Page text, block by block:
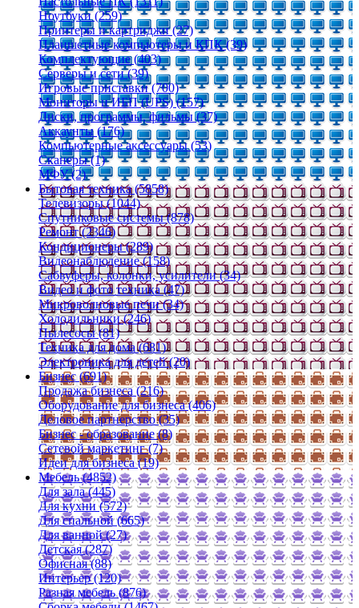
Ноутбуки (259)
Принтеры и картриджи (27)
Планшетные компьютеры и КПК (39)
Комплектующие (403)
Серверы и сети (39)
Игровые приставки (700)
Мониторы и ИБП (UPS) (157)
Диски, программы, фильмы (37)
Аккаунты (176)
Компьютерные аксессуары (53)
Сканеры (1)
МФУ (2)
Бытовая техника (5858)
Телевизоры (1044)
Спутниковые системы (878)
Ремонт (2346)
Кондиционеры (289)
Видеонаблюдение (158)
Сабвуферы, колонки, усилители (34)
Видео и фото техника (47)
Микроволновые печи (34)
Холодильники (246)
Пылесосы (81)
Техника для дома (681)
Электроника для детей (20)
Бизнес (691)
Продажа бизнеса (216)
Оборудование для бизнеса (406)
Деловое партнерство (35)
Бизнес - образование (8)
Сетевой маркетинг (7)
Идеи для бизнеса (19)
Мебель (4852)
Для зала (445)
Для кухни (572)
Для спальной (665)
Для ванной (27)
Детская (287)
Офисная (88)
Интерьер (120)
Разная мебель (876)